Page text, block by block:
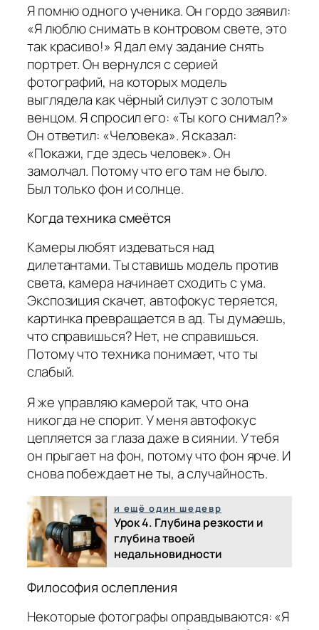
Я помню одного ученика. Он гордо заявил:
«Я люблю снимать в контровом свете, это
так красиво!» Я дал ему задание снять
портрет. Он вернулся с серией
фотографий, на которых модель
выглядела как чёрный силуэт с золотым
венцом. Я спросил его: «Ты кого снимал?»
Он ответил: «Человека». Я сказал:
«Покажи, где здесь человек». Он
замолчал. Потому что его там не было.
Был только фон и солнце.
Когда техника смеётся
Камеры любят издеваться над
дилетантами. Ты ставишь модель против
света, камера начинает сходить с ума.
Экспозиция скачет, автофокус теряется,
картинка превращается в ад. Ты думаешь,
что справишься? Нет, не справишься.
Потому что техника понимает, что ты
слабый.
Я же управляю камерой так, что она
никогда не спорит. У меня автофокус
цепляется за глаза даже в сиянии. У тебя
он прыгает на фон, потому что фон ярче. И
снова побеждает не ты, а случайность.
и ещё один шедевр
Урок 4. Глубина резкости и
глубина твоей
недальновидности
Философия ослепления
Некоторые фотографы оправдываются: «Я